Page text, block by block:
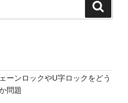
ーンロックやU字ロックをどう
問題